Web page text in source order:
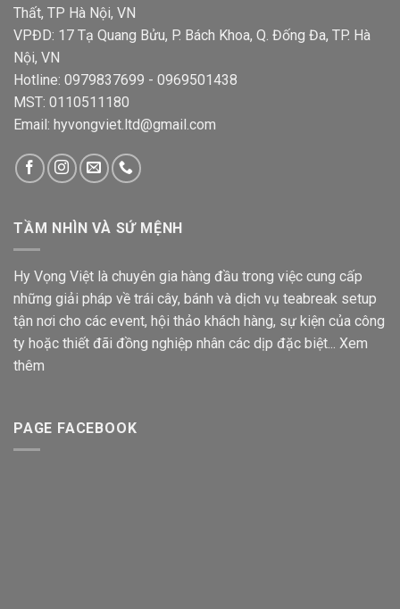
Thất, TP Hà Nội, VN
VPĐD: 17 Tạ Quang Bửu, P. Bách Khoa, Q. Đống Đa, TP. Hà
Nội, VN
Hotline: 0979837699 - 0969501438
MST: 0110511180
Email: hyvongviet.ltd@gmail.com
TẦM NHÌN VÀ SỨ MỆNH
Hy Vọng Việt là chuyên gia hàng đầu trong việc cung cấp
những giải pháp về trái cây, bánh và dịch vụ teabreak setup
tận nơi cho các event, hội thảo khách hàng, sự kiện của công
ty hoặc thiết đãi đồng nghiệp nhân các dịp đặc biệt... Xem
thêm
PAGE FACEBOOK